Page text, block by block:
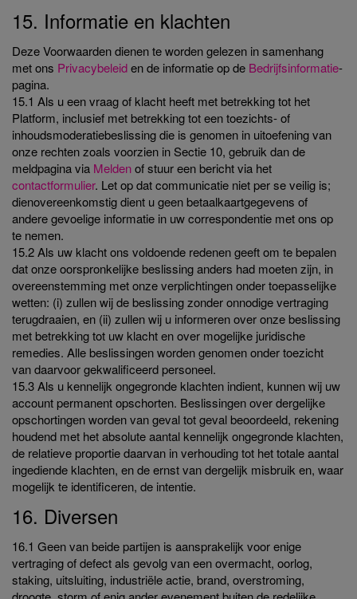
15. Informatie en klachten
Deze Voorwaarden dienen te worden gelezen in samenhang
met ons Privacybeleiden de informatie op de Bedrijfsinformatie-
pagina.
15.1 Als u een vraag of klacht heeft met betrekking tot het
Platform, inclusief met betrekking tot een toezichts- of
inhoudsmoderatiebeslissing die is genomen in uitoefening van
onze rechten zoals voorzien in Sectie 10, gebruik dan de
meldpagina via Meldenof stuur een bericht via het
contactformulier. Let op dat communicatie niet per se veilig is;
dienovereenkomstig dient u geen betaalkaartgegevens of
andere gevoelige informatie in uw correspondentie met ons op
te nemen.
15.2 Als uw klacht ons voldoende redenen geeft om te bepalen
dat onze oorspronkelijke beslissing anders had moeten zijn, in
overeenstemming met onze verplichtingen onder toepasselijke
wetten: (i) zullen wij de beslissing zonder onnodige vertraging
terugdraaien, en (ii) zullen wij u informeren over onze beslissing
met betrekking tot uw klacht en over mogelijke juridische
remedies. Alle beslissingen worden genomen onder toezicht
van daarvoor gekwalificeerd personeel.
15.3 Als u kennelijk ongegronde klachten indient, kunnen wij uw
account permanent opschorten. Beslissingen over dergelijke
opschortingen worden van geval tot geval beoordeeld, rekening
houdend met het absolute aantal kennelijk ongegronde klachten,
de relatieve proportie daarvan in verhouding tot het totale aantal
ingediende klachten, en de ernst van dergelijk misbruik en, waar
mogelijk te identificeren, de intentie.
16. Diversen
16.1 Geen van beide partijen is aansprakelijk voor enige
vertraging of defect als gevolg van een overmacht, oorlog,
staking, uitsluiting, industriële actie, brand, overstroming,